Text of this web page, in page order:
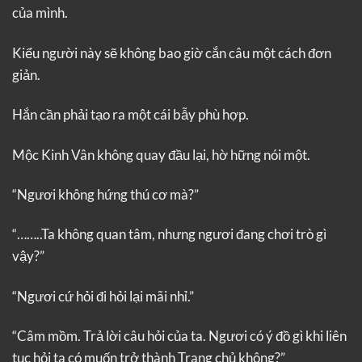
của mình.
Kiểu người này sẽ không bao giờ cắn câu một cách đơn
giản.
Hắn cần phải tạo ra một cái bẫy phù hợp.
Mộc Kinh Vân không quay đầu lại, hờ hững nói một.
“Ngươi không hứng thú cơ mà?”
“……..Ta không quan tâm, nhưng ngươi đang chơi trò gì
vậy?”
“Ngươi cứ hỏi đi hỏi lại mãi nhỉ.”
“Câm mồm. Trả lời câu hỏi của ta. Ngươi có ý đồ gì khi liên
tục hỏi ta có muốn trở thành Trang chủ không?”